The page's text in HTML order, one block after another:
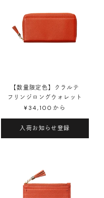
【数量限定色】クラルテ
フリンジロングウォレット
¥34,100 から
入荷お知らせ登録